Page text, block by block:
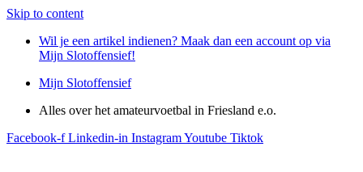
Skip to content
Wil je een artikel indienen? Maak dan een account op via
Mijn Slotoffensief!
Mijn Slotoffensief
Alles over het amateurvoetbal in Friesland e.o.
Facebook-f Linkedin-in InstagramYoutube Tiktok